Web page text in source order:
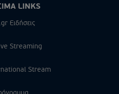
LINKS
Ειδήσεις
Streaming
Stream